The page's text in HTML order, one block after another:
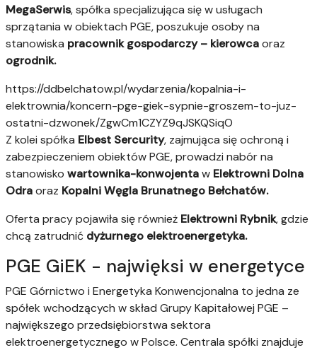
MegaSerwis, spółka specjalizująca się w usługach
sprzątania w obiektach PGE, poszukuje osoby na
stanowiska pracownik gospodarczy – kierowcaoraz
ogrodnik.
https://ddbelchatow.pl/wydarzenia/kopalnia-i-
elektrownia/koncern-pge-giek-sypnie-groszem-to-juz-
ostatni-dzwonek/ZgwCm1CZYZ9qJSKQSiqO
Z kolei spółka Elbest Sercurity, zajmująca się ochroną i
zabezpieczeniem obiektów PGE, prowadzi nabór na
stanowisko wartownika-konwojentaw Elektrowni Dolna
Odraoraz Kopalni Węgla Brunatnego Bełchatów.
Oferta pracy pojawiła się również Elektrowni Rybnik, gdzie
chcą zatrudnić dyżurnego elektroenergetyka.
PGE GiEK - najwięksi w energetyce
PGE Górnictwo i Energetyka Konwencjonalna to jedna ze
spółek wchodzących w skład Grupy Kapitałowej PGE –
największego przedsiębiorstwa sektora
elektroenergetycznego w Polsce. Centrala spółki znajduje